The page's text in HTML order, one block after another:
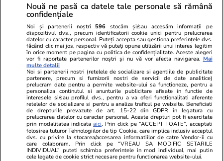
„Luptătorii din rezistența din
munți, parașutați în România,
aveau conexiuni legionare sau
chiar SS”
Știri România 16:07
Prognoza meteo pentru
următoarele două săptămâni.
ANM anunță perioade cu vreme
instabilă în intervalul 13-26
iulie 2026
Nouă ne pasă ca datele tale personale să rămână
confidențiale
Noi și partenerii noștri 596 stocăm și/sau accesăm informații pe
dispozitivul dvs., precum identificatorii cookie unici pentru prelucrarea
datelor cu caracter personal. Puteți accepta sau gestiona preferințele dvs.
făcând clic mai jos, respectiv vă puteți opune utilizării unui interes legitim
în orice moment pe pagina cu politica de confidențialitate. Aceste alegeri
vor fi raportate partenerilor noștri și nu vă vor afecta navigarea. Mai
multe detalii
Noi si partenerii nostri (retelele de socializare si agentiile de publicitate
partenere, precum si furnizorii nostri de servicii de date analitice)
prelucram date pentru a permite website-ului sa functioneze, pentru a
personaliza continutul si anunturile publicitare afisate in functie de
interesele si/sau profilul dvs., pentru a va oferi functionalitati aferente
retelelor de socializare si pentru a analiza traficul pe website. Beneficiati
de drepturile prevazute de art. 15-22 din GDPR in legatura cu
prelucrarea datelor cu caracter personal. Aceste drepturi pot fi exercitate
prin modalitatea indicataaici. Prin click pe “ACCEPT TOATE”, acceptati
folosirea tuturor Tehnologiilor de tip Cookie, care implica inclusiv acceptul
dvs. cu privire la stocarea/accesarea informatiilor de catre Vendor-ii cu
care colaboram. Prin click pe “VREAU SA MODIFIC SETARILE
INDIVIDUAL” puteti schimba preferintele in mod individual, mai putin
cele legate de cookie strict necesare pentru functionarea website-ului.